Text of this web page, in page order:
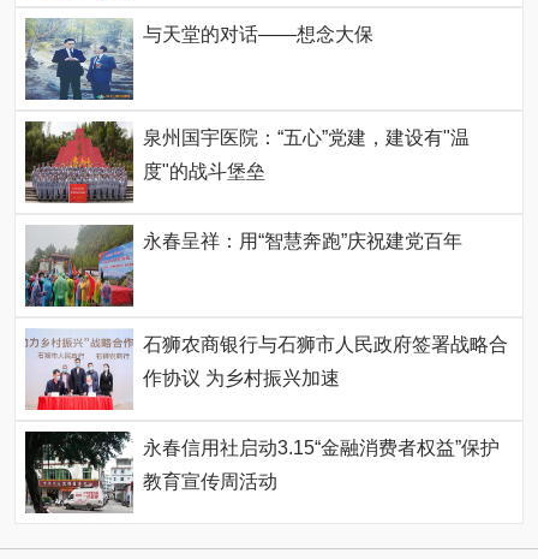
与天堂的对话——想念大保
泉州国宇医院：“五心”党建，建设有"温
度"的战斗堡垒
永春呈祥：用“智慧奔跑”庆祝建党百年
石狮农商银行与石狮市人民政府签署战略合
作协议 为乡村振兴加速
永春信用社启动3.15“金融消费者权益”保护
教育宣传周活动